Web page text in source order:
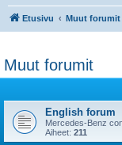
Etusivu Muut forumit
Muut forumit
English forum
Mercedes-Benz
Aiheet: 211